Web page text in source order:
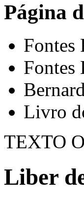
Página
Fontes
Fontes
Livro
TEXTO
Liber